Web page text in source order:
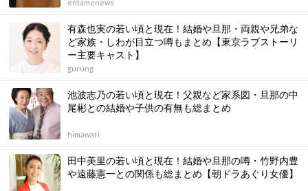
entamenews
有森也実の若い頃と現在！結婚や旦那・両親や兄弟な
ど家族・しわが目立つ噂もまとめ【東京ラブストーリ
ー主要キャスト】
gurung
池波志乃の若い頃と現在！父親など家系図・旦那の中
尾彬との結婚や子供の有無も総まとめ
himawari
田中美里の若い頃と現在！結婚や旦那の噂・竹野内豊
や遠藤憲一との関係も総まとめ【朝ドラあぐり女優】